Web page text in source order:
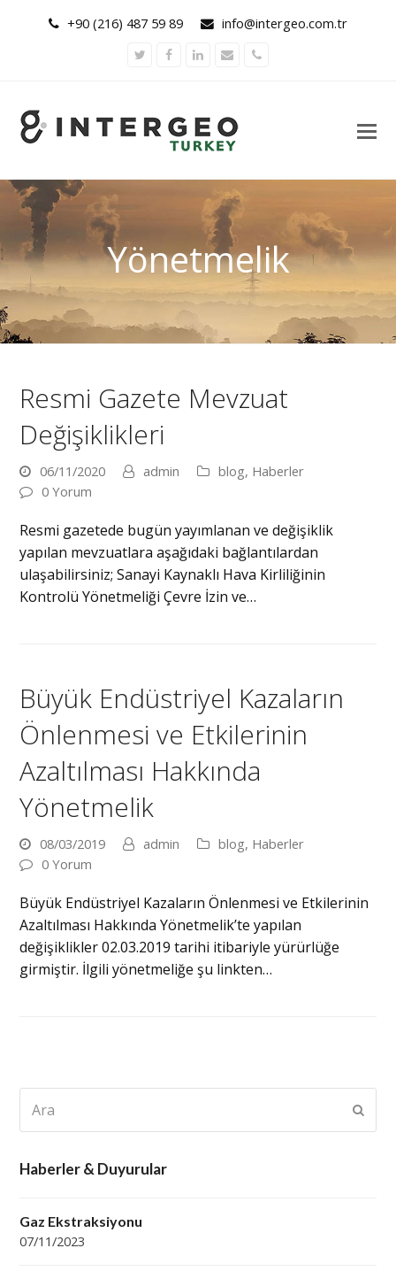
+90 (216) 487 59 89 info@intergeo.com.tr
TwitterFacebookLinkedInEmailPhone
Yönetmelik
Resmi Gazete Mevzuat
Değişiklikleri
06/11/2020 admin blog, Haberler
0 Yorum
Resmi gazetede bugün yayımlanan ve değişiklik
yapılan mevzuatlara aşağıdaki bağlantılardan
ulaşabilirsiniz; Sanayi Kaynaklı Hava Kirliliğinin
Kontrolü Yönetmeliği Çevre İzin ve…
Büyük Endüstriyel Kazaların
Önlenmesi ve Etkilerinin
Azaltılması Hakkında
Yönetmelik
08/03/2019 admin blog, Haberler
0 Yorum
Büyük Endüstriyel Kazaların Önlenmesi ve Etkilerinin
Azaltılması Hakkında Yönetmelik’te yapılan
değişiklikler 02.03.2019 tarihi itibariyle yürürlüğe
girmiştir. İlgili yönetmeliğe şu linkten…
Haberler & Duyurular
Gaz Ekstraksiyonu
07/11/2023